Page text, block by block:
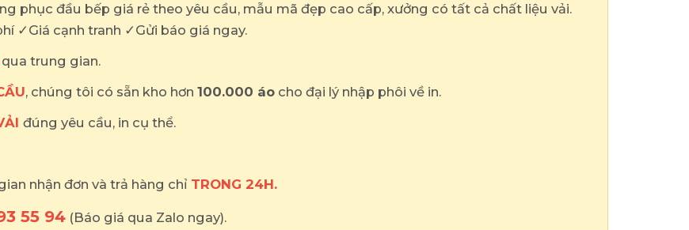
phục đầu bếp giá rẻ theo yêu cầu, mẫu mã đẹp cao cấp, xưởng có tất cả chất liệu vải.
✓Giá cạnh tranh ✓Gửi báo giá ngay.
qua trung gian.
, chúng tôi có sẵn kho hơn 100.000 áo cho đại lý nhập phôi về in.
đúng yêu cầu, in cụ thể.
nhận đơn và trả hàng chỉ TRONG 24H.
55 94 (Báo giá qua Zalo ngay).